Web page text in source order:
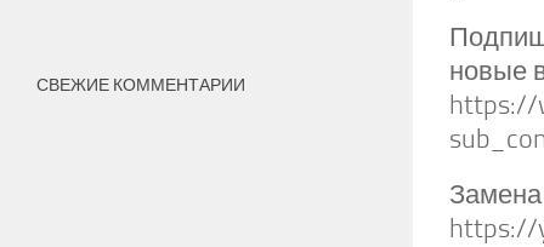
новые
https://
Замена
https://
СВЕЖИЕ КОММЕНТАРИИ